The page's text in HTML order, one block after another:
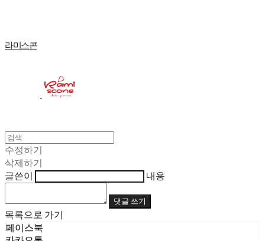
라미스콘
수정하기
삭제하기
글쓴이
내용
댓글 쓰기
목록으로 가기
페이스북